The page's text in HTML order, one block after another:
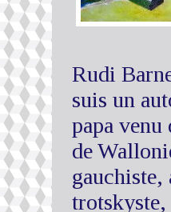
Rudi
suis un
papa
de
trotskyste,